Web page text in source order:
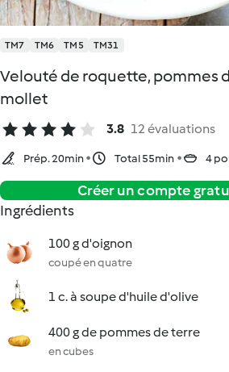
TM7 TM6 TM5 TM31
Velouté de roquette, pommes
mollet
3.8 12 évaluations
Prép. 20min Total 55min 4
Créer un compte
Ingrédients
100 g d'oignon
coupé en quatre
1 c. à soupe d'huile d'olive
400 g de pommes de terre
en cubes